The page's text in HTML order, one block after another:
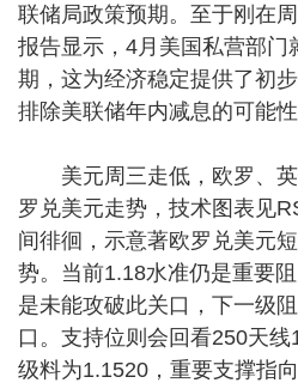
联储局政策预期。至于刚在
报告显示，4月美国私营部门
期，这为经济稳定提供了初
排除美联储年内减息的可能性
美元周三走低，欧罗、英
罗兑美元走势，技术图表见
间徘徊，示意著欧罗兑美元
势。当前1.18水准仍是重要
是未能攻破此关口，下一级
口。支持位则会回看250天
级料为1.1520，重要支撑指向